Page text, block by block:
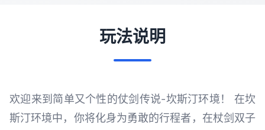
玩法说明
欢迎来到简单又个性的仗剑传说-坎斯汀环境！ 在坎
斯汀环境中，你将化身为勇敢的行程者，在杖剑双子